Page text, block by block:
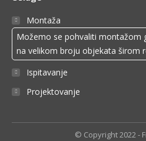
Montaža
Možemo se pohvaliti montažom
na velikom broju objekata širom
Ispitavanje
Projektovanje
© Copyright 2022 -